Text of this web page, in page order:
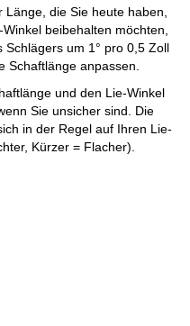
die Sie heute haben,
beibehalten möchten,
um 1° pro 0,5 Zoll
Schaftlänge anpassen.
und den Lie-Winkel
Sie unsicher sind. Die
in der Regel auf Ihren Lie-
Kürzer = Flacher).